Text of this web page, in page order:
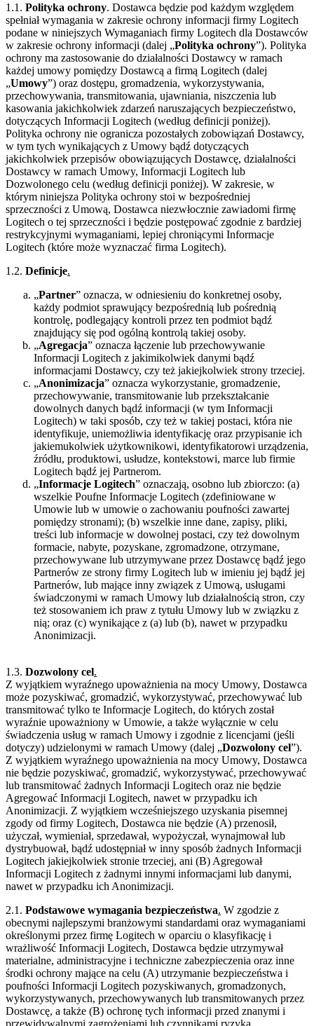
1.1. Polityka ochrony. Dostawca będzie pod każdym względem
spełniał wymagania w zakresie ochrony informacji firmy Logitech
podane w niniejszych Wymaganiach firmy Logitech dla Dostawców
w zakresie ochrony informacji (dalej „Polityka ochrony”). Polityka
ochrony ma zastosowanie do działalności Dostawcy w ramach
każdej umowy pomiędzy Dostawcą a firmą Logitech (dalej
„Umowy”) oraz dostępu, gromadzenia, wykorzystywania,
przechowywania, transmitowania, ujawniania, niszczenia lub
kasowania jakichkolwiek zdarzeń naruszających bezpieczeństwo,
dotyczących Informacji Logitech (według definicji poniżej).
Polityka ochrony nie ogranicza pozostałych zobowiązań Dostawcy,
w tym tych wynikających z Umowy bądź dotyczących
jakichkolwiek przepisów obowiązujących Dostawcę, działalności
Dostawcy w ramach Umowy, Informacji Logitech lub
Dozwolonego celu (według definicji poniżej). W zakresie, w
którym niniejsza Polityka ochrony stoi w bezpośredniej
sprzeczności z Umową, Dostawca niezwłocznie zawiadomi firmę
Logitech o tej sprzeczności i będzie postępować zgodnie z bardziej
restrykcyjnymi wymaganiami, lepiej chroniącymi Informacje
Logitech (które może wyznaczać firma Logitech).
1.2. Definicje.
„Partner” oznacza, w odniesieniu do konkretnej osoby,
każdy podmiot sprawujący bezpośrednią lub pośrednią
kontrolę, podlegający kontroli przez ten podmiot bądź
znajdujący się pod ogólną kontrolą takiej osoby.
„Agregacja” oznacza łączenie lub przechowywanie
Informacji Logitech z jakimikolwiek danymi bądź
informacjami Dostawcy, czy też jakiejkolwiek strony trzeciej.
„Anonimizacja” oznacza wykorzystanie, gromadzenie,
przechowywanie, transmitowanie lub przekształcanie
dowolnych danych bądź informacji (w tym Informacji
Logitech) w taki sposób, czy też w takiej postaci, która nie
identyfikuje, uniemożliwia identyfikację oraz przypisanie ich
jakiemukolwiek użytkownikowi, identyfikatorowi urządzenia,
źródłu, produktowi, usłudze, kontekstowi, marce lub firmie
Logitech bądź jej Partnerom.
„Informacje Logitech” oznaczają, osobno lub zbiorczo: (a)
wszelkie Poufne Informacje Logitech (zdefiniowane w
Umowie lub w umowie o zachowaniu poufności zawartej
pomiędzy stronami); (b) wszelkie inne dane, zapisy, pliki,
treści lub informacje w dowolnej postaci, czy też dowolnym
formacie, nabyte, pozyskane, zgromadzone, otrzymane,
przechowywane lub utrzymywane przez Dostawcę bądź jego
Partnerów ze strony firmy Logitech lub w imieniu jej bądź jej
Partnerów, lub mające inny związek z Umową, usługami
świadczonymi w ramach Umowy lub działalnością stron, czy
też stosowaniem ich praw z tytułu Umowy lub w związku z
nią; oraz (c) wynikające z (a) lub (b), nawet w przypadku
Anonimizacji.
1.3. Dozwolony cel.
Z wyjątkiem wyraźnego upoważnienia na mocy Umowy, Dostawca
może pozyskiwać, gromadzić, wykorzystywać, przechowywać lub
transmitować tylko te Informacje Logitech, do których został
wyraźnie upoważniony w Umowie, a także wyłącznie w celu
świadczenia usług w ramach Umowy i zgodnie z licencjami (jeśli
dotyczy) udzielonymi w ramach Umowy (dalej „Dozwolony cel”).
Z wyjątkiem wyraźnego upoważnienia na mocy Umowy, Dostawca
nie będzie pozyskiwać, gromadzić, wykorzystywać, przechowywać
lub transmitować żadnych Informacji Logitech oraz nie będzie
Agregować Informacji Logitech, nawet w przypadku ich
Anonimizacji. Z wyjątkiem wcześniejszego uzyskania pisemnej
zgody od firmy Logitech, Dostawca nie będzie (A) przenosił,
użyczał, wymieniał, sprzedawał, wypożyczał, wynajmował lub
dystrybuował, bądź udostępniał w inny sposób żadnych Informacji
Logitech jakiejkolwiek stronie trzeciej, ani (B) Agregował
Informacji Logitech z żadnymi innymi informacjami lub danymi,
nawet w przypadku ich Anonimizacji.
2.1. Podstawowe wymagania bezpieczeństwa. W zgodzie z
obecnymi najlepszymi branżowymi standardami oraz wymaganiami
określonymi przez firmę Logitech w oparciu o klasyfikację i
wrażliwość Informacji Logitech, Dostawca będzie utrzymywał
materialne, administracyjne i techniczne zabezpieczenia oraz inne
środki ochrony mające na celu (A) utrzymanie bezpieczeństwa i
poufności Informacji Logitech pozyskiwanych, gromadzonych,
wykorzystywanych, przechowywanych lub transmitowanych przez
Dostawcę, a także (B) ochronę tych informacji przed znanymi i
przewidywalnymi zagrożeniami lub czynnikami ryzyka